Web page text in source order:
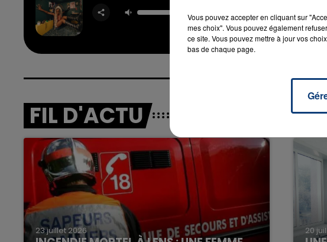
AYRA STARR
FIL D'ACTU
23 juillet 2026 20
Vous pouvez accepter en cliquant sur
mes choix". Vous pouvez également
ce site. Vous pouvez mettre à jour vos
bas de chaque page.